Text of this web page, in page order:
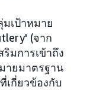
เป้าหมาย
(จาก
มการเข้าถึง
ายมาตรฐาน
เกี่ยวข้องกับ